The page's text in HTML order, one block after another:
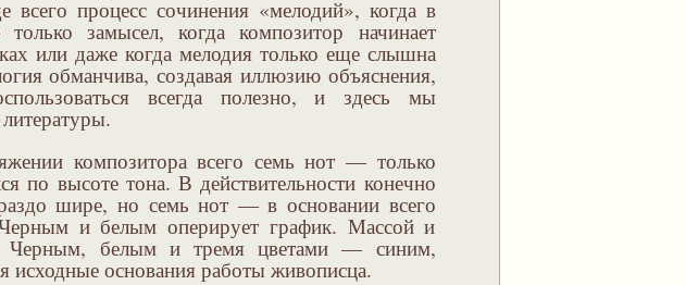
всего процесс сочинения «мелодий», когда в
замысел, когда композитор начинает
или даже когда мелодия только еще слышна
обманчива, создавая иллюзию объяснения,
всегда полезно, и здесь мы
композитора всего семь нот — только
по высоте тона. В действительности конечно
шире, но семь нот — в основании всего
Черным и белым оперирует график. Массой и
Черным, белым и тремя цветами — синим,
основания работы живописца.